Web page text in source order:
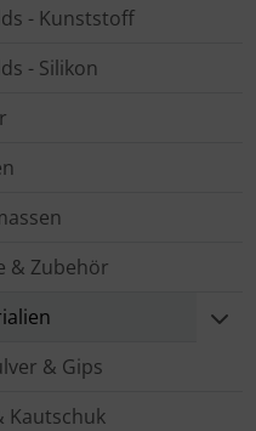
- Kunststoff
- Silikon
& Zubehör
& Gips
Kautschuk